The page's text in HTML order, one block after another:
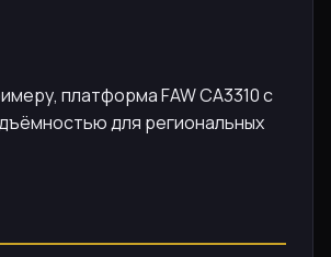
платформа FAW CA3310 с
для региональных